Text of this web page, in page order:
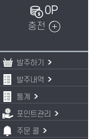
0P
충전
발주하기
발주내역
통계
포인트관리
주문 콜